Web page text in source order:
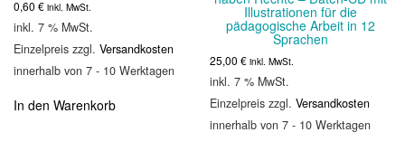
0,60 € inkl. MwSt.
inkl. 7 % MwSt.
Einzelpreis zzgl. Versandkosten
innerhalb von 7 - 10 Werktagen
In den Warenkorb
Illustrationen für die
pädagogische Arbeit in 12
Sprachen
25,00€ inkl. MwSt.
inkl. 7 % MwSt.
Einzelpreis zzgl.Versandkosten
innerhalb von 7 - 10 Werktagen